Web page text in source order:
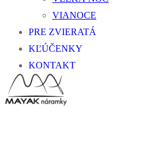
VIANOCE
PRE ZVIERATÁ
KĽÚČENKY
KONTAKT